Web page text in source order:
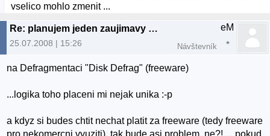
vselico mohlo zmenit ...
Re: planujem jeden zaujimavy projekt...
25.07.2008 | 15:26
eM
Návštevník
na Defragmentaci "Disk Defrag" (freeware)
...logika toho placeni mi nejak unika :-p
a kdyz si budes chtit nechat platit za freeware (tedy freeware
pro nekomercni vyuziti), tak bude asi problem, ne?! ... pokud